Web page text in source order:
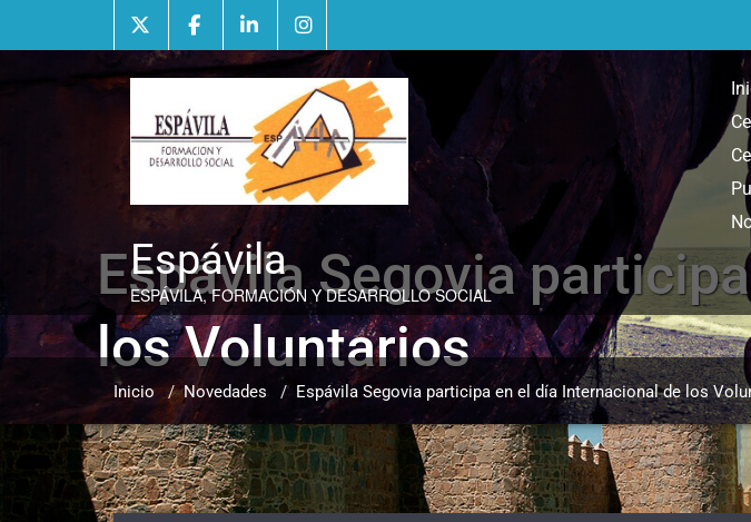
contenido
Espávila
ESPÁVILA, FORMACIÓN Y DESARROLLO SOCIAL
Espávila Segovia
los Voluntarios
Inicio/Novedades/ Espávila Segovia participa en el día Internacional de los